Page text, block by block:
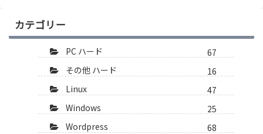
カテゴリー
PC ハード
67
その他 ハード
16
Linux
47
Windows
25
Wordpress
68